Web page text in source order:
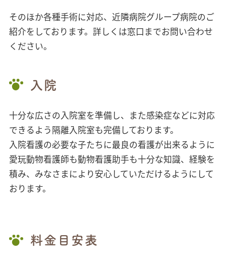
そのほか各種手術に対応、近隣病院グループ病院のご
紹介をしております。詳しくは窓口までお問い合わせ
ください。
入院
十分な広さの入院室を準備し、また感染症などに対応
できるよう隔離入院室も完備しております。
入院看護の必要な子たちに最良の看護が出来るように
愛玩動物看護師も動物看護助手も十分な知識、経験を
積み、みなさまにより安心していただけるようにして
おります。
料金目安表